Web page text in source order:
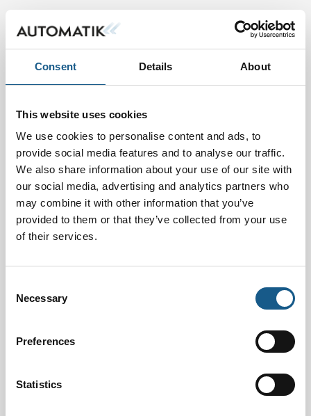
Consent Details About
This website uses cookies
We use cookies to personalise content and ads, to
provide social media features and to analyse our traffic.
We also share information about your use of our site with
our social media, advertising and analytics partners who
may combine it with other information that you’ve
provided to them or that they’ve collected from your use
of their services.
Selection
Necessary
Preferences
Statistics